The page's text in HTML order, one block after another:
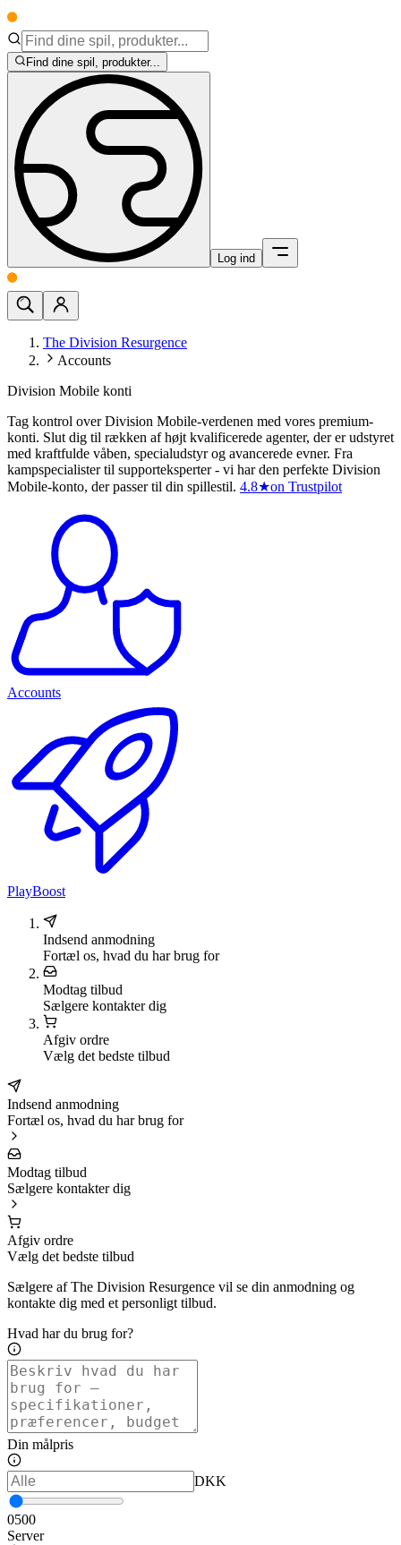
Find dine spil, produkter...
Log ind
The Division Resurgence
Accounts
Division Mobile konti
Tag kontrol over Division Mobile-verdenen med vores premium-
konti. Slut dig til rækken af højt kvalificerede agenter, der er udstyret
med kraftfulde våben, specialudstyr og avancerede evner. Fra
kampspecialister til supporteksperter - vi har den perfekte Division
Mobile-konto, der passer til din spillestil. 4.8★on Trustpilot
Accounts
PlayBoost
Indsend anmodning
Fortæl os, hvad du har brug for
Modtag tilbud
Sælgere kontakter dig
Afgiv ordre
Vælg det bedste tilbud
Indsend anmodning
Fortæl os, hvad du har brug for
Modtag tilbud
Sælgere kontakter dig
Afgiv ordre
Vælg det bedste tilbud
Sælgere af The Division Resurgence vil se din anmodning og
kontakte dig med et personligt tilbud.
Hvad har du brug for?
Din målpris
DKK
0500
Server